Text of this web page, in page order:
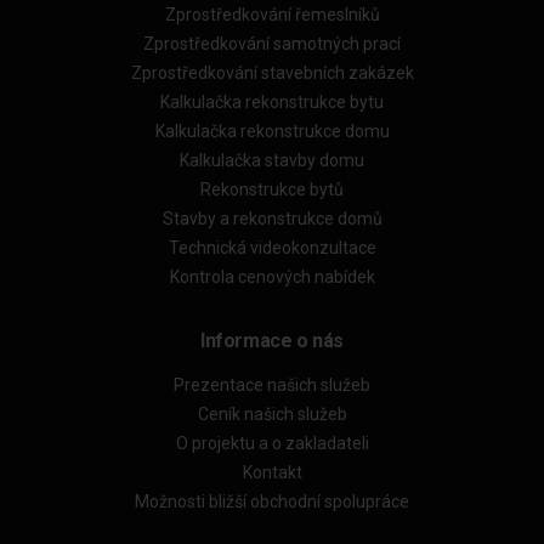
Zprostředkování řemeslníků
Zprostředkování samotných prací
Zprostředkování stavebních zakázek
Kalkulačka rekonstrukce bytu
Kalkulačka rekonstrukce domu
Kalkulačka stavby domu
Rekonstrukce bytů
Stavby a rekonstrukce domů
Technická videokonzultace
Kontrola cenových nabídek
Informace o nás
Prezentace našich služeb
Ceník našich služeb
O projektu a o zakladateli
Kontakt
Možnosti bližší obchodní spolupráce